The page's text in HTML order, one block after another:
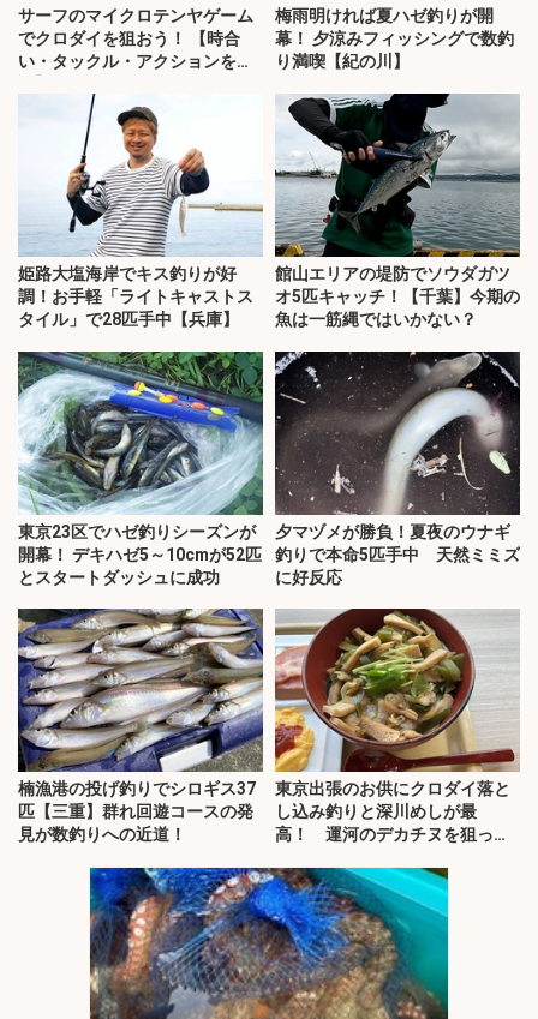
サーフのマイクロテンヤゲーム
でクロダイを狙おう！ 【時合
い・タックル・アクションを解
梅雨明ければ夏ハゼ釣りが開
幕！ 夕涼みフィッシングで数釣
り満喫【紀の川】
姫路大塩海岸でキス釣りが好
調！お手軽「ライトキャストス
タイル」で28匹手中【兵庫】
館山エリアの堤防でソウダガツ
オ5匹キャッチ！【千葉】今期の
魚は一筋縄ではいかない？
東京23区でハゼ釣りシーズンが
開幕！ デキハゼ5～10cmが52匹
とスタートダッシュに成功
夕マヅメが勝負！夏夜のウナギ
釣りで本命5匹手中 天然ミミズ
に好反応
楠漁港の投げ釣りでシロギス37
匹【三重】群れ回遊コースの発
見が数釣りへの近道！
東京出張のお供にクロダイ落と
し込み釣りと深川めしが最
高！ 運河のデカチヌを狙って